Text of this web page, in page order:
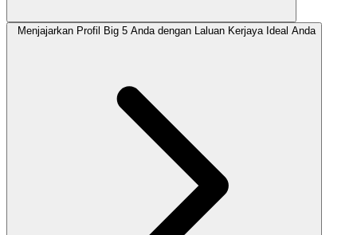
Menjajarkan Profil Big 5 Anda dengan Laluan Kerjaya Ideal Anda